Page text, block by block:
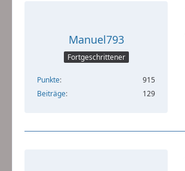
Manuel793
Fortgeschrittener
Punkte
915
Beiträge
129